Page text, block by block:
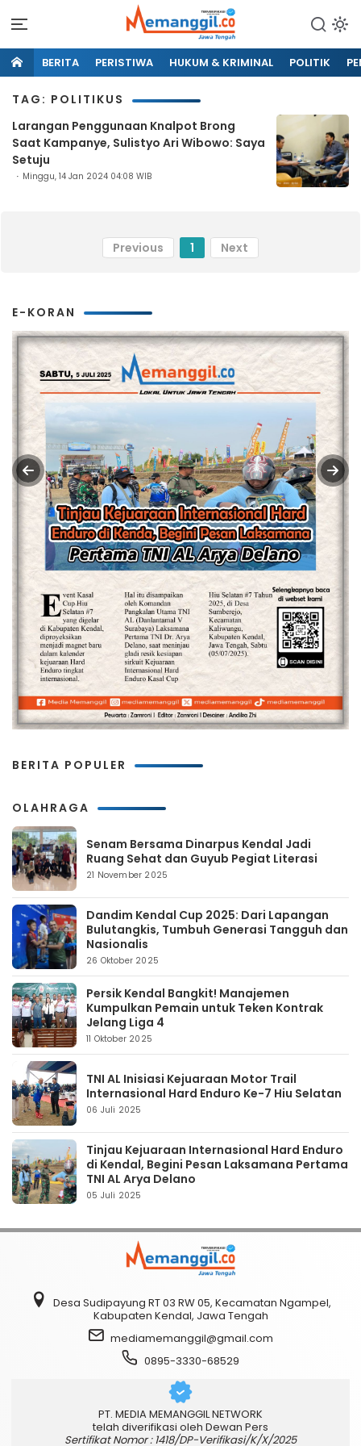
BERITA PERISTIWA HUKUM & KRIMINAL POLITIK
TAG: POLITIKUS
Larangan Penggunaan Knalpot Brong
Saat Kampanye, Sulistyo Ari Wibowo: Saya
Setuju
Minggu, 14 Jan 2024 04:08 WIB
Previous 1 Next
E-KORAN
BERITA POPULER
OLAHRAGA
Senam Bersama Dinarpus Kendal Jadi
Ruang Sehat dan Guyub Pegiat Literasi
21 November 2025
Dandim Kendal Cup 2025: Dari Lapangan
Bulutangkis, Tumbuh Generasi Tangguh dan
Nasionalis
26 Oktober 2025
Persik Kendal Bangkit! Manajemen
Kumpulkan Pemain untuk Teken Kontrak
Jelang Liga 4
11 Oktober 2025
TNI AL Inisiasi Kejuaraan Motor Trail
Internasional Hard Enduro Ke-7 Hiu Selatan
06 Juli 2025
Tinjau Kejuaraan Internasional Hard Enduro
di Kendal, Begini Pesan Laksamana Pertama
TNI AL Arya Delano
05 Juli 2025
Desa Sudipayung RT 03 RW 05, Kecamatan Ngampel,
Kabupaten Kendal, Jawa Tengah
mediamemanggil@gmail.com
0895-3330-68529
PT. MEDIA MEMANGGIL NETWORK
telah diverifikasi oleh Dewan Pers
Sertifikat Nomor : 1418/DP-Verifikasi/K/X/2025